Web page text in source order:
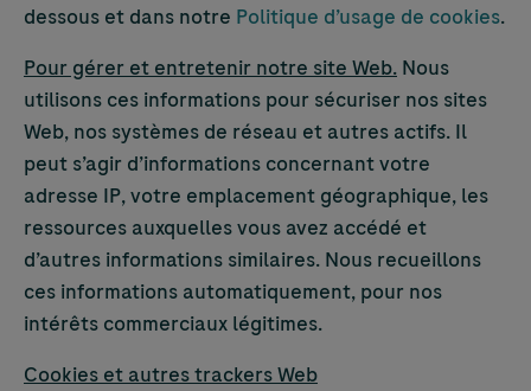
dessous et dans notre Politique d’usage de cookies.
Pour gérer et entretenir notre site Web. Nous
utilisons ces informations pour sécuriser nos sites
Web, nos systèmes de réseau et autres actifs. Il
peut s’agir d’informations concernant votre
adresse IP, votre emplacement géographique, les
ressources auxquelles vous avez accédé et
d’autres informations similaires. Nous recueillons
ces informations automatiquement, pour nos
intérêts commerciaux légitimes.
Cookies et autres trackers Web